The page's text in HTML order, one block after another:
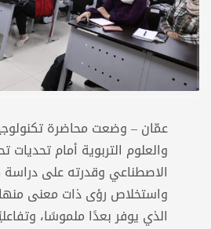
عمّان – وضعت محاضرة
والعلوم التربوية أمام تحديات
الاصطناعي وقدرته على دراسة
واستخلاص رؤى ذات معنى
الذي يوفر بعدًا ملموسًا،